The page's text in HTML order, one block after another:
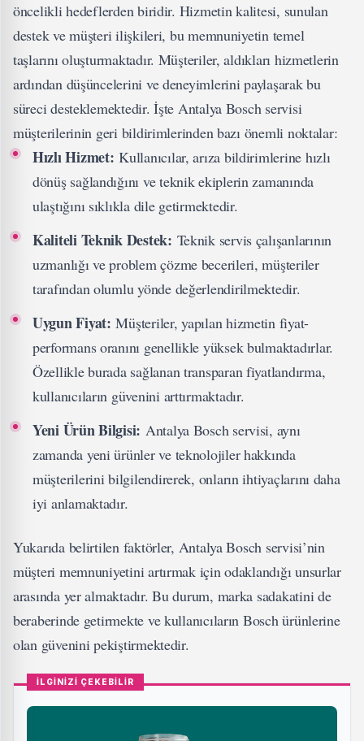
öncelikli hedeflerden biridir. Hizmetin kalitesi, sunulan
destek ve müşteri ilişkileri, bu memnuniyetin temel
taşlarını oluşturmaktadır. Müşteriler, aldıkları hizmetlerin
ardından düşüncelerini ve deneyimlerini paylaşarak bu
süreci desteklemektedir. İşte Antalya Bosch servisi
müşterilerinin geri bildirimlerinden bazı önemli noktalar:
Hızlı Hizmet: Kullanıcılar, arıza bildirimlerine hızlı
dönüş sağlandığını ve teknik ekiplerin zamanında
ulaştığını sıklıkla dile getirmektedir.
Kaliteli Teknik Destek: Teknik servis çalışanlarının
uzmanlığı ve problem çözme becerileri, müşteriler
tarafından olumlu yönde değerlendirilmektedir.
Uygun Fiyat: Müşteriler, yapılan hizmetin fiyat-
performans oranını genellikle yüksek bulmaktadırlar.
Özellikle burada sağlanan transparan fiyatlandırma,
kullanıcıların güvenini arttırmaktadır.
Yeni Ürün Bilgisi: Antalya Bosch servisi, aynı
zamanda yeni ürünler ve teknolojiler hakkında
müşterilerini bilgilendirerek, onların ihtiyaçlarını daha
iyi anlamaktadır.
Yukarıda belirtilen faktörler, Antalya Bosch servisi’nin
müşteri memnuniyetini artırmak için odaklandığı unsurlar
arasında yer almaktadır. Bu durum, marka sadakatini de
beraberinde getirmekte ve kullanıcıların Bosch ürünlerine
olan güvenini pekiştirmektedir.
İLGİNİZİ ÇEKEBİLİR